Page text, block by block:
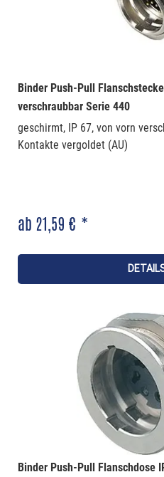
Binder Push-Pull
verschraubbar Serie 440
geschirmt, IP 67, von vorn
Kontakte vergoldet (AU)
ab 21,59 € *
Binder Push-Pull Flanschdose